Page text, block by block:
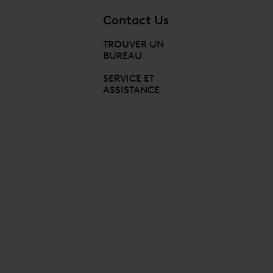
Contact Us
TROUVER UN
BUREAU
SERVICE ET
ASSISTANCE